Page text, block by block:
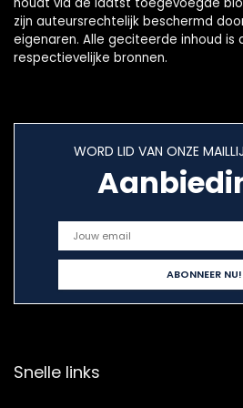
zijn auteursrechtelijk beschermd
eigenaren. Alle geciteerde inhoud is
respectievelijke bronnen.
WORD LID VAN ONZE
Snelle links